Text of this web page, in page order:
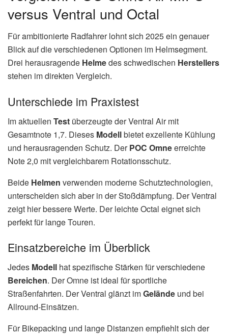
versus Ventral und Octal
Für ambitionierte Radfahrer lohnt sich 2025 ein genauer
Blick auf die verschiedenen Optionen im Helmsegment.
Drei herausragende Helmedes schwedischen Herstellers
stehen im direkten Vergleich.
Unterschiede im Praxistest
Im aktuellen Test überzeugte der Ventral Air mit
Gesamtnote 1,7. Dieses Modellbietet exzellente Kühlung
und herausragenden Schutz. DerPOC Omneerreichte
Note 2,0 mit vergleichbarem Rotationsschutz.
Beide Helmen verwenden moderne Schutztechnologien,
unterscheiden sich aber in der Stoßdämpfung. Der Ventral
zeigt hier bessere Werte. Der leichte Octal eignet sich
perfekt für lange Touren.
Einsatzbereiche im Überblick
Jedes Modell hat spezifische Stärken für verschiedene
Bereichen. Der Omne ist ideal für sportliche
Straßenfahrten. Der Ventral glänzt imGelände und bei
Allround-Einsätzen.
Für Bikepacking und lange Distanzen empfiehlt sich der